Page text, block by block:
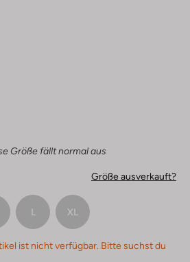
Größe fällt normal aus
Größe ausverkauft?
L XL
ist nicht verfügbar. Bitte suchst du